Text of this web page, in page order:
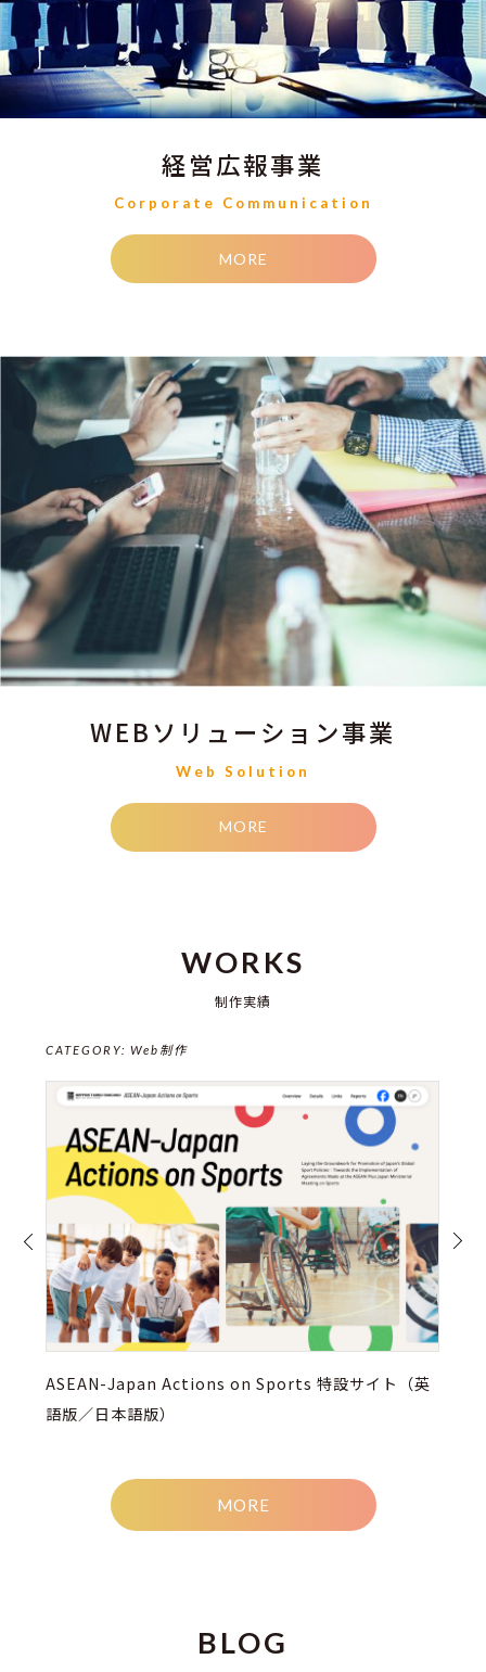
経営広報事業
Corporate Communication
MORE
WEBソリューション事業
Web Solution
MORE
WORKS
制作実績
CATEGORY:Web制作
ASEAN-Japan Actions on Sports 特設サイト（英
語版／日本語版）
MORE
BLOG